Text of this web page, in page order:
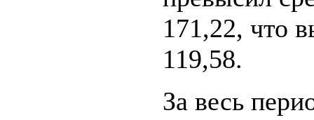
171,22, что
119,58.
За весь